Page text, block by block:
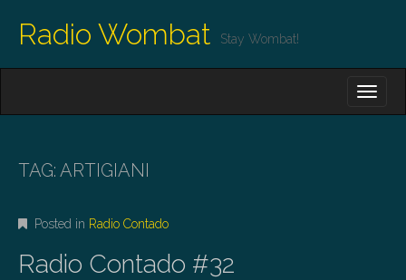
Radio Wombat Stay Wombat!
N
M
N
U
O
C
T
N
TAG: ARTIGIANI
Posted in Radio Contado
Radio Contado #32